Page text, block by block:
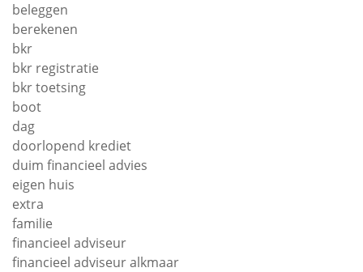
beleggen
berekenen
bkr
bkr registratie
bkr toetsing
boot
dag
doorlopend krediet
duim financieel advies
eigen huis
extra
familie
financieel adviseur
financieel adviseur alkmaar